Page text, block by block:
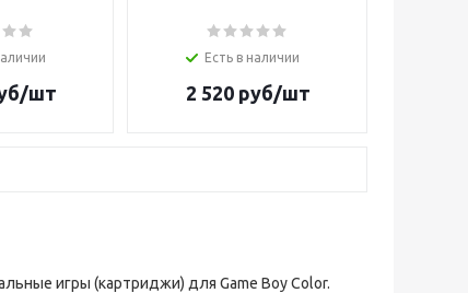
шт
Есть в наличии
2 520руб/шт
игры (картриджи) для Game Boy Color.